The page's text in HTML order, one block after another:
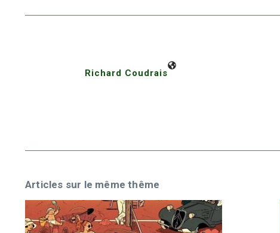
Richard Coudrais
Articles sur le même thême